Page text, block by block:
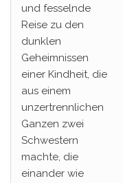
und fesselnde
Reise zu den
dunklen
Geheimnissen
einer Kindheit, die
aus einem
unzertrennlichen
Ganzen zwei
Schwestern
machte, die
einander wie